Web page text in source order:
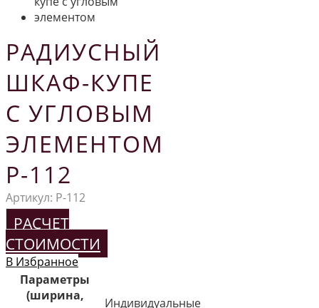
РАДИУСНЫЙ
ШКАФ-КУПЕ
С УГЛОВЫМ
ЭЛЕМЕНТОМ
Р-112
Артикул: Р-112
РАСЧЕТ
СТОИМОСТИ
В Избранное
Параметры
(ширина,
Индивидуальные